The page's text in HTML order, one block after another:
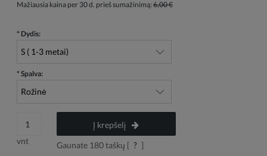
Mažiausia kaina per 30 d. prieš sumažinimą: 6,00 €
* Dydis:
* Spalva:
vnt
Į krepšelį
Gaunate 180taškų [ ? ]